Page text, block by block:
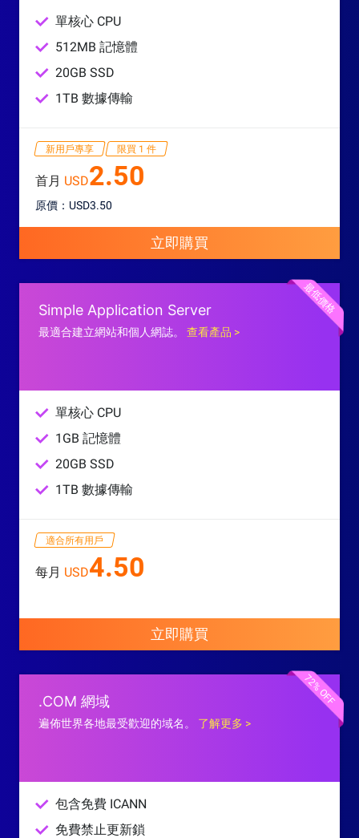
單核心 CPU
512MB 記憶體
20GB SSD
1TB 數據傳輸
新用戶專享 限買 1 件
首月 USD2.50
原價：USD3.50
立即購買
Simple Application Server
最適合建立網站和個人網誌。 查看產品 >
最低價格
單核心 CPU
1GB 記憶體
20GB SSD
1TB 數據傳輸
適合所有用戶
每月 USD4.50
立即購買
.COM 網域
遍佈世界各地最受歡迎的域名。 了解更多 >
72% OFF
包含免費 ICANN
免費禁止更新鎖